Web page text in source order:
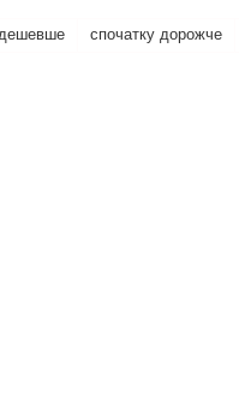
спочатку дорожче